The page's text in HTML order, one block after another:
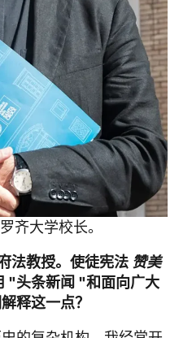
齐大学校长。
法教授。使徒宪法 赞美
"头条新闻 "和面向广大
释这一点？